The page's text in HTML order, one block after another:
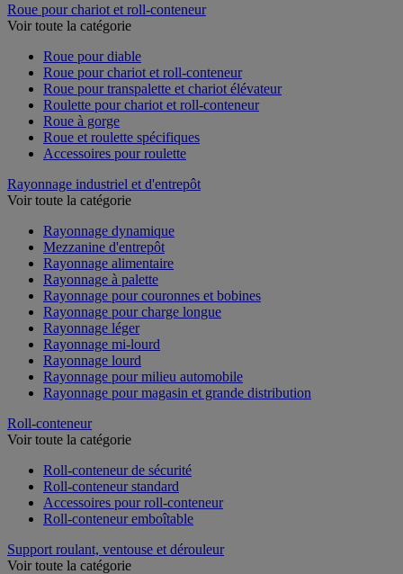
Roue pour chariot et roll-conteneur
Voir toute la catégorie
Roue pour diable
Roue pour chariot et roll-conteneur
Roue pour transpalette et chariot élévateur
Roulette pour chariot et roll-conteneur
Roue à gorge
Roue et roulette spécifiques
Accessoires pour roulette
Rayonnage industriel et d'entrepôt
Voir toute la catégorie
Rayonnage dynamique
Mezzanine d'entrepôt
Rayonnage alimentaire
Rayonnage à palette
Rayonnage pour couronnes et bobines
Rayonnage pour charge longue
Rayonnage léger
Rayonnage mi-lourd
Rayonnage lourd
Rayonnage pour milieu automobile
Rayonnage pour magasin et grande distribution
Roll-conteneur
Voir toute la catégorie
Roll-conteneur de sécurité
Roll-conteneur standard
Accessoires pour roll-conteneur
Roll-conteneur emboîtable
Support roulant, ventouse et dérouleur
Voir toute la catégorie